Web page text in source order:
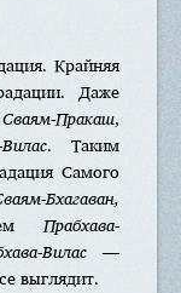
Крайняя
Даже
Пракаш,
. Таким
Самого
Бхагаван,
Прабхава-
Вилас —
выглядит.